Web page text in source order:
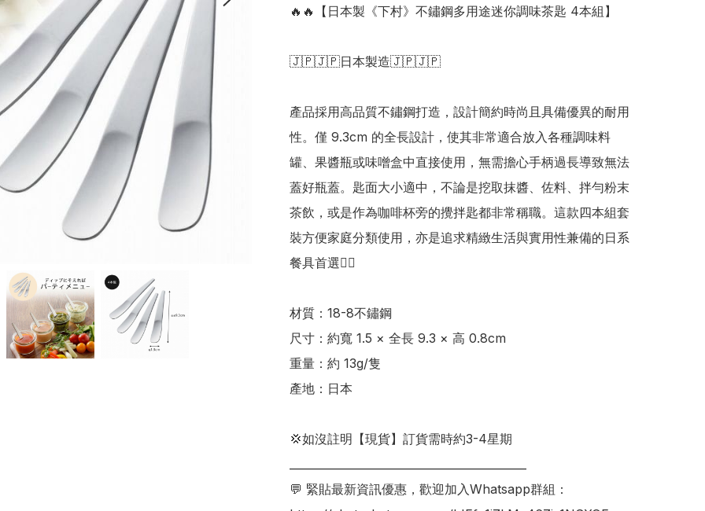
🔥🔥【日本製《下村》不鏽鋼多用途迷你調味茶匙 4本組】
🇯🇵🇯🇵日本製造🇯🇵🇯🇵
產品採用高品質不鏽鋼打造，設計簡約時尚且具備優異的耐用
性。僅 9.3cm 的全長設計，使其非常適合放入各種調味料
罐、果醬瓶或味噌盒中直接使用，無需擔心手柄過長導致無法
蓋好瓶蓋。匙面大小適中，不論是挖取抹醬、佐料、拌勻粉末
茶飲，或是作為咖啡杯旁的攪拌匙都非常稱職。這款四本組套
裝方便家庭分類使用，亦是追求精緻生活與實用性兼備的日系
餐具首選👍🏻
材質：18-8不鏽鋼
尺寸：約寬 1.5 × 全長 9.3 × 高 0.8cm
重量：約 13g/隻
產地：日本
💢如沒註明【現貨】訂貨需時約3-4星期
💬 緊貼最新資訊優惠，歡迎加入Whatsapp群組：